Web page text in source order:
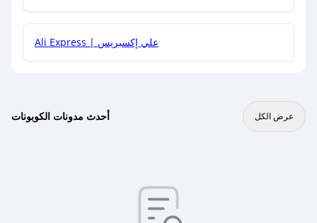
Ali Express | علي إكسبريس
أحدث مدونات الكوبونات عرض الكل